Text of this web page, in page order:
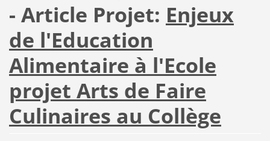
- Article Projet: Enjeux
de l'Education
Alimentaire à l'Ecole
projet Arts de Faire
Culinaires au Collège